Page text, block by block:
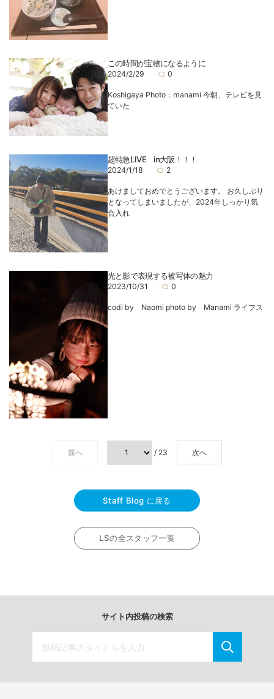
この時間が宝物になるように
2024/2/29 0
Koshigaya Photo：manami 今朝、テレビを見
ていた
超特急LIVE in大阪！！！
2024/1/18 2
あけましておめでとうございます。 お久しぶり
となってしまいましたが、2024年しっかり気
合入れ
光と影で表現する被写体の魅力
2023/10/31 0
codi by Naomi photo by Manami ライフス
前へ / 23 次へ
Staff Blog に戻る
LSの全スタッフ一覧
サイト内投稿の検索